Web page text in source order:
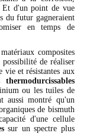
Et d'un point de vue
du futur gagneraient
en temps de
composites
de réaliser
vie et résistantes aux
thermodurcissables
ou les tuiles de
aussi montré qu'un
de bismuth
d'une cellule
sur un spectre plus